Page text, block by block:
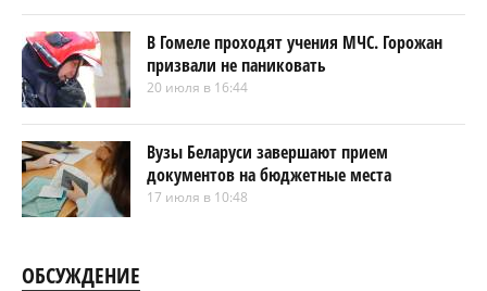
В Гомеле проходят учения МЧС. Горожан
призвали не паниковать
20 июля в 16:44
Вузы Беларуси завершают прием
документов на бюджетные места
17 июля в 10:48
ОБСУЖДЕНИЕ